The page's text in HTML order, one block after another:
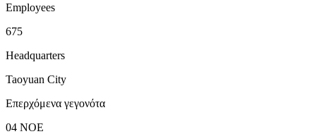
Employees
675
Headquarters
Taoyuan City
Επερχόμενα γεγονότα
04 ΝΟΕ